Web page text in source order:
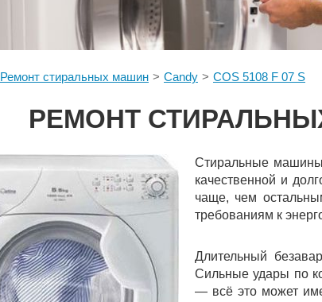
Ремонт стиральных машин Candy COS 5108 F 07 S
РЕМОНТ СТИРАЛЬНЫХ
Стиральные
качественной и
чаще, чем
требованиям к
Длительный
Сильные удары по
— всё это может